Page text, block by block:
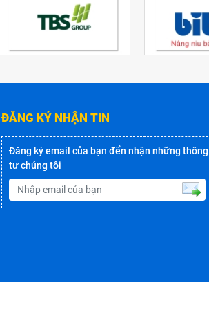
ĐĂNG KÝ NHẬN TIN
Đăng ký email của bạn đển nhận những
tư chúng tôi